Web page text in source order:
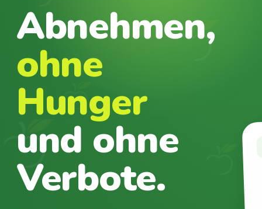
Abnehmen,
ohne
Hunger
und ohne
Verbote.